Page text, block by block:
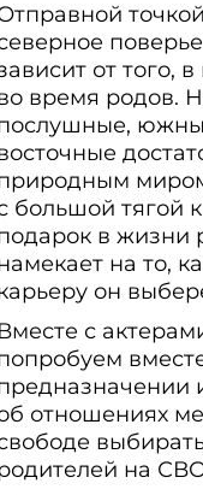
от того,
время родов.
большой тягой
в жизни
на то,
он
Вместе с
отношениях
на